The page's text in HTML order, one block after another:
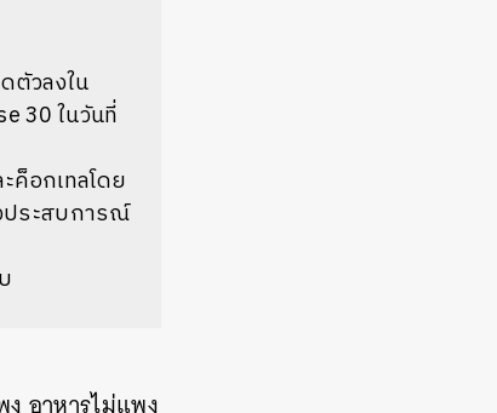
ตัวลงใน
30 ในวันที่
ค็อกเทลโดย
ประสบการณ์